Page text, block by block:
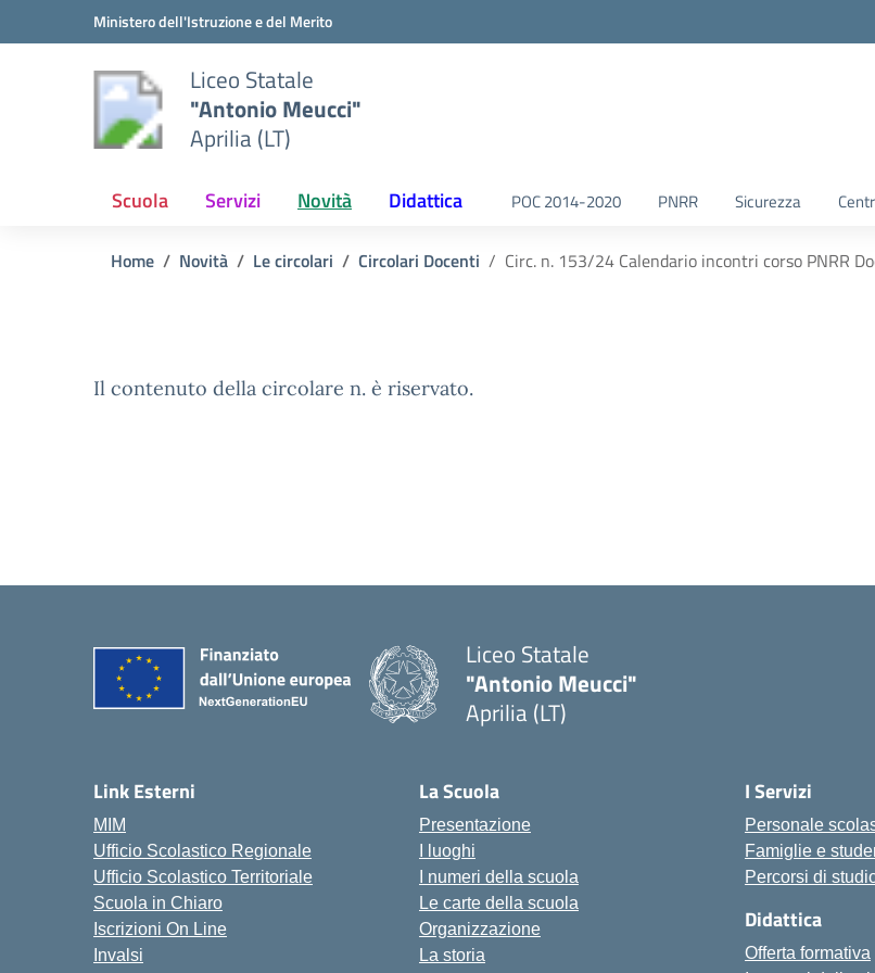
Ministero dell'Istruzione e del Merito
Liceo Statale
"Antonio Meucci"
Aprilia (LT)
Scuola Servizi Novità Didattica POC 2014-2020 PNRR Sicurezza
Home Novità Le circolari Circolari Docenti Circ. n. 153/24 Calendario incontri corso PNRR
Il contenuto della circolare n. è riservato.
Liceo Statale
"Antonio Meucci"
Aprilia (LT)
Link Esterni
MIM
Ufficio Scolastico Regionale
Ufficio Scolastico Territoriale
Scuola in Chiaro
Iscrizioni On Line
Invalsi
La Scuola
Presentazione
I luoghi
I numeri della scuola
Le carte della scuola
Organizzazione
La storia
I Servizi
Personale
Famiglie e
Percorsi di
Didattica
Offerta formativa